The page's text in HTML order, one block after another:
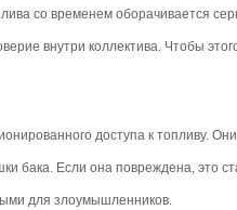
со временем оборачивается
внутри коллектива. Чтобы
доступа к топливу.
бака. Если она повреждена, это
для злоумышленников.